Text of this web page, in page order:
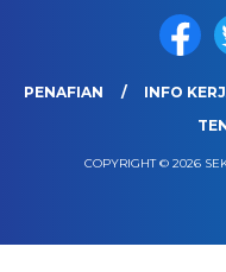
PENAFIAN INFO
COPYRIGHT © 2026